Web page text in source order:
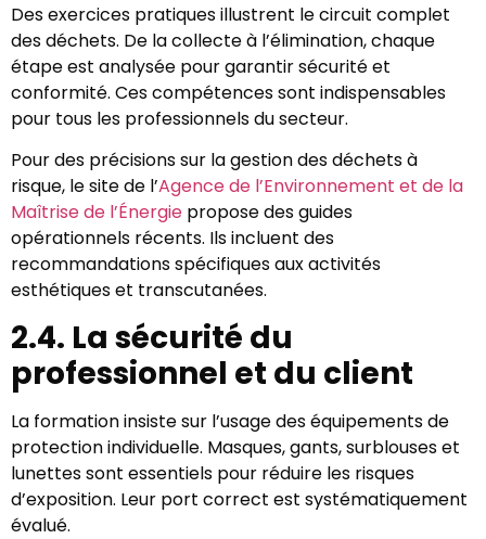
Des exercices pratiques illustrent le circuit complet
des déchets. De la collecte à l’élimination, chaque
étape est analysée pour garantir sécurité et
conformité. Ces compétences sont indispensables
pour tous les professionnels du secteur.
Pour des précisions sur la gestion des déchets à
risque, le site de l’Agence de l’Environnement et de la
Maîtrise de l’Énergie propose des guides
opérationnels récents. Ils incluent des
recommandations spécifiques aux activités
esthétiques et transcutanées.
2.4. La sécurité du
professionnel et du client
La formation insiste sur l’usage des équipements de
protection individuelle. Masques, gants, surblouses et
lunettes sont essentiels pour réduire les risques
d’exposition. Leur port correct est systématiquement
évalué.